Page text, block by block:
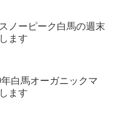
ノーピーク白馬の週末
ます
年白馬オーガニックマ
ます